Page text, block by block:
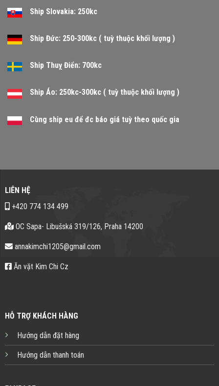
Ship Slovakia: 250kc
Ship Đức: 250-300kc ( tuỳ thuộc khối lượng )
Ship Thuỵ Điển: 700kc
Ship Áo: 250kc-300kc ( tuỳ thuộc khối lượng )
Cùng ship eu để đc báo giá tuỳ theo quốc gia
LIÊN HỆ
+420 774 134 499
OC Sapa- Libušská 319/126, Praha 14200
annakimchi1205@gmail.com
Ăn vặt Kim Chi Cz
HỖ TRỢ KHÁCH HÀNG
Hướng dẫn đặt hàng
Hướng dẫn thanh toán